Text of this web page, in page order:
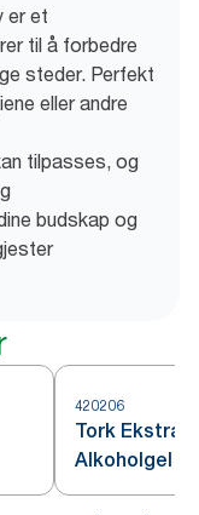
er et
til å forbedre
steder. Perfekt
eller andre
tilpasses, og
budskap og
420206
Tork Ekstra
Alkoholgel